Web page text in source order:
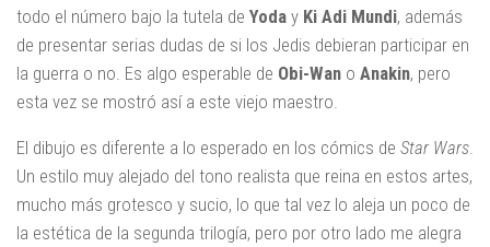
todo el número bajo la tutela de Yoda y Ki Adi Mundi, además
de presentar serias dudas de si los Jedis debieran participar en
la guerra o no. Es algo esperable de Obi-Wan o Anakin, pero
esta vez se mostró así a este viejo maestro.
El dibujo es diferente a lo esperado en los cómics de Star Wars.
Un estilo muy alejado del tono realista que reina en estos artes,
mucho más grotesco y sucio, lo que tal vez lo aleja un poco de
la estética de la segunda trilogía, pero por otro lado me alegra